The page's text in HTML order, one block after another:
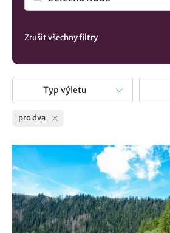
Zrušit všechny filtry
Typ výletu
pro dva